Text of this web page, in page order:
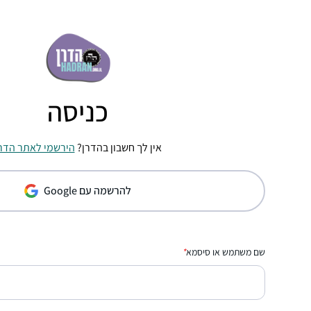
כניסה
אין לך חשבון בהדרן?הירשמי לאתר
להרשמה עם Google
שם משתמש או סיסמא*